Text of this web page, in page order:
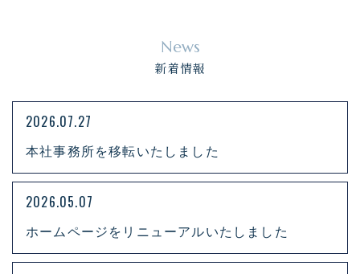
News
新着情報
2026.07.27
本社事務所を移転いたしました
2026.05.07
ホームページをリニューアルいたしました